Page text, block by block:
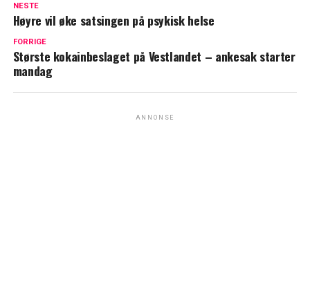
NESTE
Høyre vil øke satsingen på psykisk helse
FORRIGE
Største kokainbeslaget på Vestlandet – ankesak starter
mandag
ANNONSE